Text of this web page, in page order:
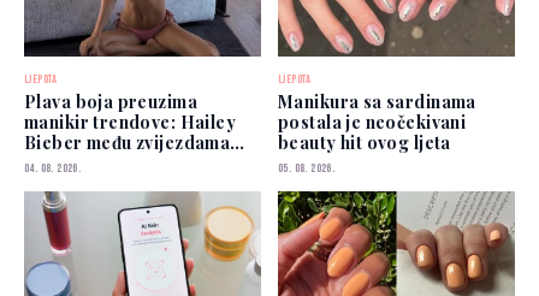
LJEPOTA
Plava boja preuzima
manikir trendove: Hailey
Bieber među zvijezdama
koje je već nose
04. 08. 2026.
LJEPOTA
Manikura sa sardinama
postala je neočekivani
beauty hit ovog ljeta
05. 08. 2026.